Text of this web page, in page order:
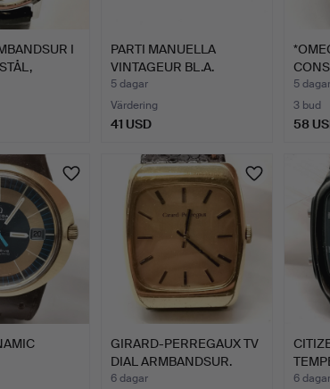
I
PARTI MANUELLA
VINTAGEUR BL.A.
INGERSOLL M…
5 dagar
Värdering
41 USD
5 dagar
3 bud
58
MED DAT…
GIRARD-PERREGAUX TV
DIAL ARMBANDSUR.
6 dagar
6 dagar